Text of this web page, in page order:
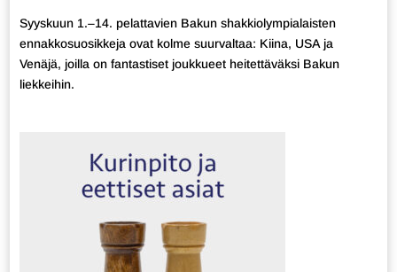
Syyskuun 1.–14. pelattavien Bakun shakkiolympialaisten
ennakkosuosikkeja ovat kolme suurvaltaa: Kiina, USA ja
Venäjä, joilla on fantastiset joukkueet heitettäväksi Bakun
liekkeihin.